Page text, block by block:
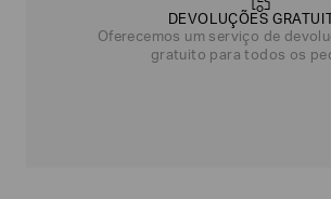
DEVOLUÇÕES
Oferecemos um serviço de
gratuito para todos os